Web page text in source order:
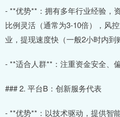
- **优势**：拥有多年行业经验，
比例灵活（通常为3-10倍），风
业，提现速度快（一般2小时内到
- **适合人群**：注重资金安全、
### 2. 平台B：创新服务代表
- **优势**：以技术驱动，提供智